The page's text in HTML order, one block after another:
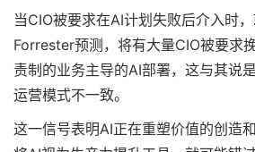
当CIO被要求在AI计划失败后介入时，
Forrester预测，将有大量CIO被要求
责制的业务主导的AI部署，这与其说
运营模式不一致。
这一信号表明AI正在重塑价值的创造